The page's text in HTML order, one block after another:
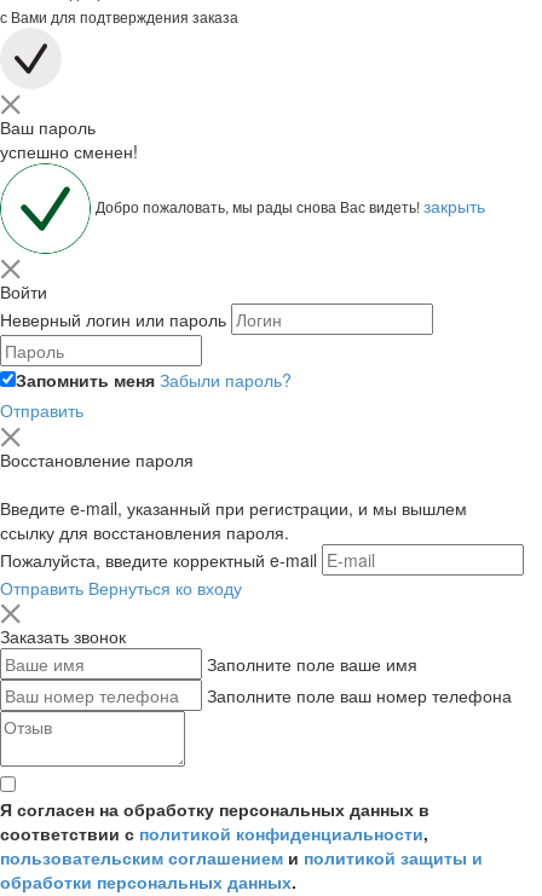
с Вами для подтверждения заказа
Ваш пароль
успешно сменен!
Добро пожаловать, мы рады снова Вас видеть!закрыть
Войти
Неверный логин или пароль
Запомнить меня Забыли пароль?
Отправить
Восстановление пароля
Введите e-mail, указанный при регистрации, и мы вышлем
ссылку для восстановления пароля.
Пожалуйста, введите корректный e-mail
Отправить Вернуться ко входу
Заказать звонок
Заполните поле ваше имя
Заполните поле ваш номер телефона
Я согласен на обработку персональных данных в
соответствии с политикой конфиденциальности,
пользовательским соглашением и политикой защиты и
обработки персональных данных.